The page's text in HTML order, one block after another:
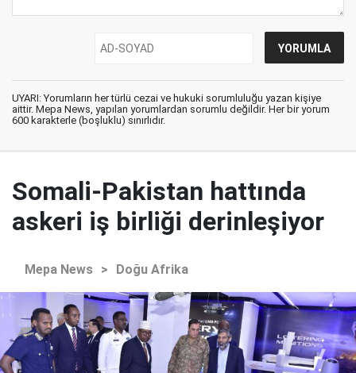
UYARI: Yorumların her türlü cezai ve hukuki sorumluluğu yazan kişiye
aittir. Mepa News, yapılan yorumlardan sorumlu değildir. Her bir yorum
600 karakterle (boşluklu) sınırlıdır.
Somali-Pakistan hattında
askeri iş birliği derinleşiyor
Mepa News > Doğu Afrika